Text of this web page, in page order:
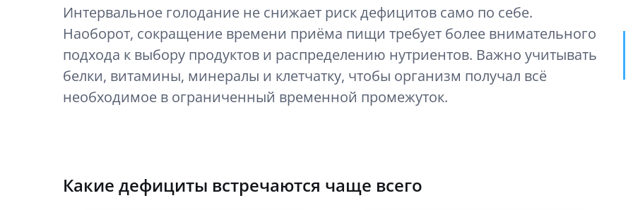
Интервальное голодание не снижает риск дефицитов само по себе.
Наоборот, сокращение времени приёма пищи требует более внимательного
подхода к выбору продуктов и распределению нутриентов. Важно учитывать
белки, витамины, минералы и клетчатку, чтобы организм получал всё
необходимое в ограниченный временной промежуток.
Какие дефициты встречаются чаще всего